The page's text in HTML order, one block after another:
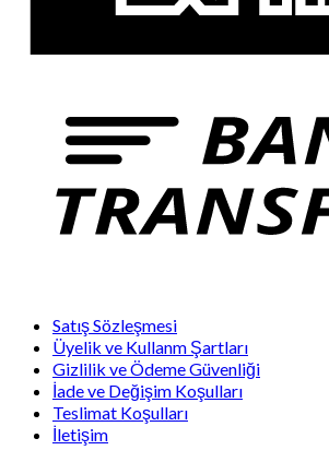
Satış Sözleşmesi
Üyelik ve Kullanm Şartları
Gizlilik ve Ödeme Güvenliği
İade ve Değişim Koşulları
Teslimat Koşulları
İletişim